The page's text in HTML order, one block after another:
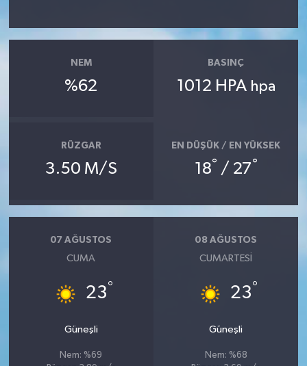
NEM
%62
BASINÇ
1012 HPA hpa
RÜZGAR
3.50 M/S
EN DÜŞÜK / EN YÜKSEK
18° / 27°
07 AĞUSTOS
CUMA
23°
Güneşli
Nem: %69
08 AĞUSTOS
CUMARTESI
23°
Güneşli
Nem: %68